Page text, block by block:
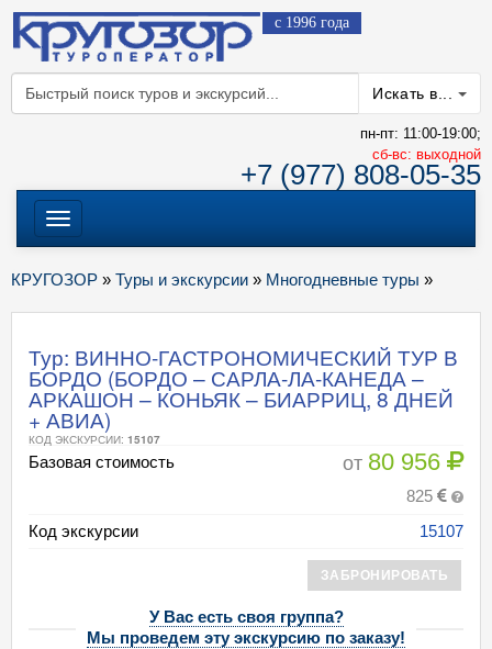
с 1996 года
Искать в...
пн-пт: 11:00-19:00;
cб-вс: выходной
+7 (977) 808-05-35
Меню
КРУГОЗОР » Туры и экскурсии » Многодневные туры »
Тур: ВИННО-ГАСТРОНОМИЧЕСКИЙ ТУР В
БОРДО (БОРДО – САРЛА-ЛА-КАНЕДА –
АРКАШОН – КОНЬЯК – БИАРРИЦ, 8 ДНЕЙ
+ АВИА)
КОД ЭКСКУРСИИ: 15107
Базовая стоимость от 80 956
825
Код экскурсии
15107
ЗАБРОНИРОВАТЬ
У Вас есть своя группа?
Мы проведем эту экскурсию по заказу!